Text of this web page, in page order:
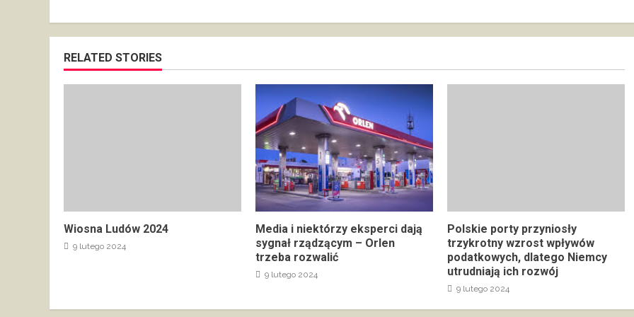
RELATED STORIES
Wiosna Ludów 2024
9 lutego 2024
Media i niektórzy eksperci dają
sygnał rządzącym – Orlen
trzeba rozwalić
9 lutego 2024
Polskie porty przyniosły
trzykrotny wzrost wpływów
podatkowych, dlatego Niemcy
utrudniają ich rozwój
9 lutego 2024